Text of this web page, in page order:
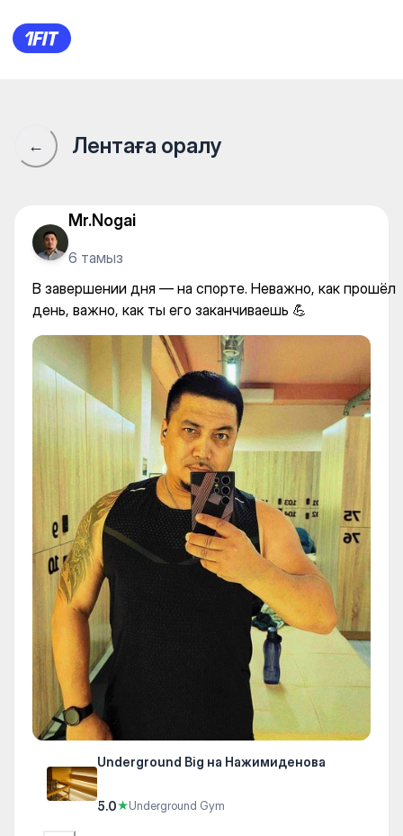
Underground Big на
← Лентаға оралу
Mr.Nogai
6 тамыз
В завершении дня — на спорте. Неважно, как прошёл
день, важно, как ты его заканчиваешь 💪
Underground Big на Нажимиденова
5.0★Underground Gym